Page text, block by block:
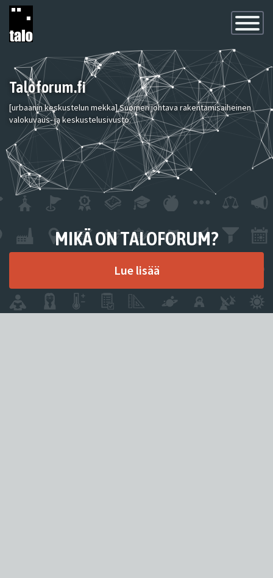
Toggle
Taloforum.fi
[urbaanin keskustelun mekka] Suomen johtava rakentamisaiheinen
valokuvaus- ja keskustelusivusto.
MIKÄ ON TALOFORUM?
Lue lisää